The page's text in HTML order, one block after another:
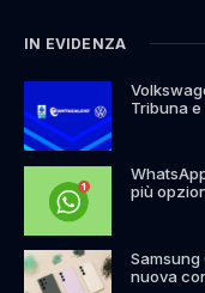
IN EVIDENZA
Tribuna
più
Samsung
nuova